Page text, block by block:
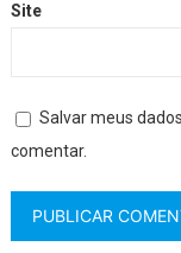
Site
Salvar meus
comentar.